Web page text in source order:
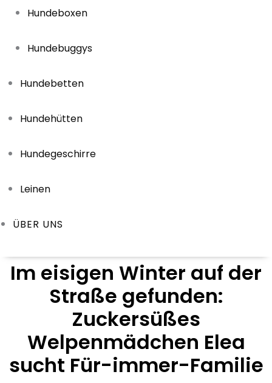
Hundeboxen
Hundebuggys
Hundebetten
Hundehütten
Hundegeschirre
Leinen
ÜBER UNS
Im eisigen Winter auf der
Straße gefunden:
Zuckersüßes
Welpenmädchen Elea
sucht Für-immer-Familie